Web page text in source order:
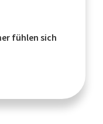
fühlen sich